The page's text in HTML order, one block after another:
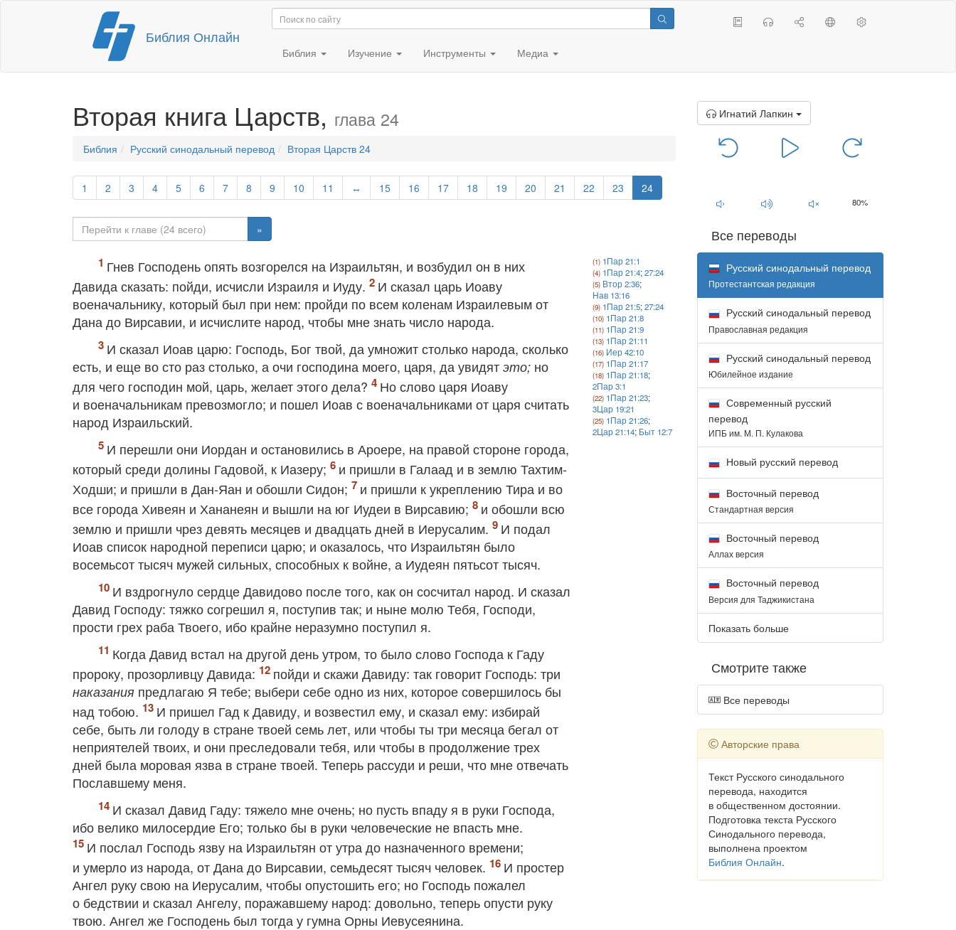
Перейти
содержимому
Библия Онлайн
Библия Изучение Инструменты Медиа
Вторая книга Царств, глава 24
Библия Русский синодальный перевод Вторая Царств 24
1 2 3 4 5 6 7 8 9 10 11 ↔ 15 16 17 18 19 20 21 22 23 24
»
Гнев Господень опять возгорелся на Израильтян, и возбудил он в них
Давида сказать: пойди, исчисли Израиля и Иуду.
И сказал царь Иоаву
военачальнику, который был при нем: пройди по всем коленам Израилевым от
Дана до Вирсавии, и исчислите народ, чтобы мне знать число народа.
И сказал Иоав царю: Господь, Бог твой, да умножит столько народа, сколько
есть, и еще во сто раз столько, а очи господина моего, царя, да увидят это; но
для чего господин мой, царь, желает этого дела?
Но слово царя Иоаву
и военачальникам превозмогло; и пошел Иоав с военачальниками от царя считать
народ Израильский.
И перешли они Иордан и остановились в Ароере, на правой стороне города,
который среди долины Гадовой, к Иазеру;
и пришли в Галаад и в землю Тахтим‐
Ходши; и пришли в Дан‐Яан и обошли Сидон;
и пришли к укреплению Тира и во
все города Хивеян и Хананеян и вышли на юг Иудеи в Вирсавию;
и обошли всю
землю и пришли чрез девять месяцев и двадцать дней в Иерусалим.
И подал
Иоав список народной переписи царю; и оказалось, что Израильтян было
восемьсот тысяч мужей сильных, способных к войне, а Иудеян пятьсот тысяч.
И вздрогнуло сердце Давидово после того, как он сосчитал народ. И сказал
Давид Господу: тяжко согрешил я, поступив так; и ныне молю Тебя, Господи,
прости грех раба Твоего, ибо крайне неразумно поступил я.
Когда Давид встал на другой день утром, то было слово Господа к Гаду
пророку, прозорливцу Давида:
пойди и скажи Давиду: так говорит Господь: три
наказания предлагаю Я тебе; выбери себе одно из них, которое совершилось бы
над тобою.
И пришел Гад к Давиду, и возвестил ему, и сказал ему: избирай
себе, быть ли голоду в стране твоей семь лет, или чтобы ты три месяца бегал от
неприятелей твоих, и они преследовали тебя, или чтобы в продолжение трех
дней была моровая язва в стране твоей. Теперь рассуди и реши, что мне отвечать
Пославшему меня.
И сказал Давид Гаду: тяжело мне очень; но пусть впаду я в руки Господа,
ибо велико милосердие Его; только бы в руки человеческие не впасть мне.
И послал Господь язву на Израильтян от утра до назначенного времени;
и умерло из народа, от Дана до Вирсавии, семьдесят тысяч человек.
И простер
Ангел руку свою на Иерусалим, чтобы опустошить его; но Господь пожалел
о бедствии и сказал Ангелу, поражавшему народ: довольно, теперь опусти руку
твою. Ангел же Господень был тогда у гумна Орны Иевусеянина.
1Пар 21:1
1Пар 21:4;27:24
Втор 2:36;
Нав 13:16
1Пар 21:5;27:24
1Пар 21:8
1Пар 21:9
1Пар 21:11
Иер 42:10
1Пар 21:17
1Пар 21:18;
2Пар 3:1
1Пар 21:23;
3Цар 19:21
1Пар 21:26;
2Цар 21:14; Быт 12:7
Игнатий Лапкин
80%
Все переводы
Русский синодальный перевод
Протестантская редакция
Русский синодальный перевод
Православная редакция
Русский синодальный перевод
Юбилейное издание
Современный русский
перевод
ИПБ им. М. П. Кулакова
Новый русский перевод
Восточный перевод
Стандартная версия
Восточный перевод
Аллах версия
Восточный перевод
Версия для Таджикистана
Показать больше
Смотрите также
Все переводы
Авторские права
Текст Русского синодального
перевода, находится
в общественном достоянии.
Подготовка текста Русского
Синодального перевода,
выполнена проектом
Библия Онлайн.